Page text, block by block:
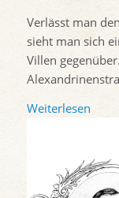
Verlässt man
sieht man sich
Villen
Weiterlesen